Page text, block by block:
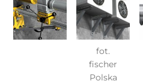
fot.
fischer
Polska